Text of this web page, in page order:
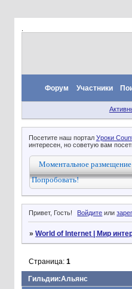
Форум Участники
Посетите наш портал Уроки
интересен, но советую вам
Моментальное
Попробовать!
Привет, Гость! Войдите или
» World of Internet | Мир
Гильдии:Альянс
Страница: 1